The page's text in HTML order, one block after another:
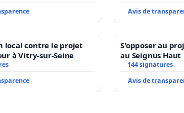
Avis de
local contre le projet
à Vitry-sur-Seine
S'opposer au
au Seignus Haut
144 signatures
Avis de